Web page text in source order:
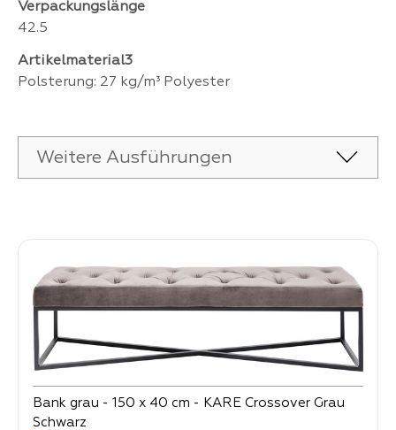
Verpackungslänge
42.5
Artikelmaterial3
Polsterung: 27 kg/m³ Polyester
Weitere Ausführungen
Bank grau - 150 x 40 cm - KARE Crossover Grau
Schwarz